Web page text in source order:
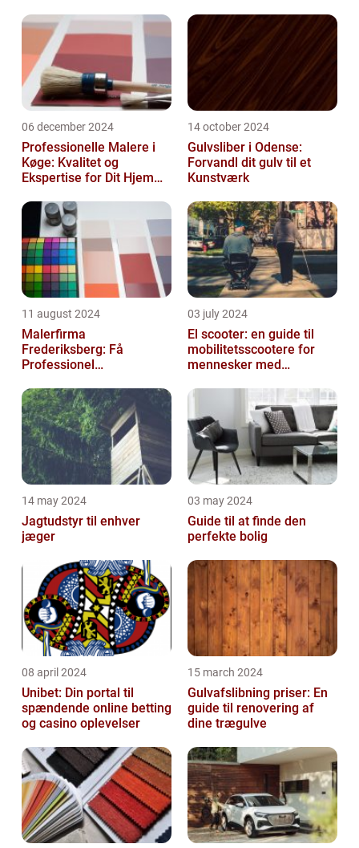
06 december 2024
Professionelle Malere i
Køge: Kvalitet og
Ekspertise for Dit Hjem
14 october 2024
Gulvsliber i Odense:
Forvandl dit gulv til et
Kunstværk
11 august 2024
Malerfirma
Frederiksberg: Få
Professionel
eller virksomhed
03 july 2024
El scooter: en guide til
mobilitetsscootere for
mennesker med
14 may 2024
Jagtudstyr til enhver
jæger
03 may 2024
Guide til at finde den
perfekte bolig
08 april 2024
Unibet: Din portal til
spændende online betting
og casino oplevelser
15 march 2024
Gulvafslibning priser: En
guide til renovering af
dine trægulve